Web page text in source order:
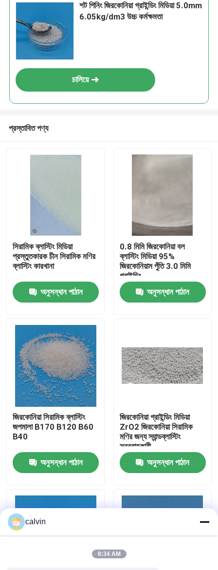
আমাদের সম্পর্কে
কারখানা ভ্রমণ
আমাদের সাথে যোগাযোগ করুন
উদ্ধৃতির জন্য আবেদন
সিরামিক পুঁতি বিস্ফোরণ
শট পিনিং জিরকোনিয়া গ্রাইন্ডিং মিডিয়া 5.0mm
6.05kg/dm3 উচ্চ কর্মক্ষমতা
চালিয়ে
প্রস্তাবিত পণ্য
সিরামিক ব্লাস্টিং মিডিয়া
প্রস্তুতকারক চীন সিরামিক মণির
ব্লাস্টিং কারখানা
অনুসন্ধান পাঠান
0.8 মিমি জিরকোনিয়া বল
ব্লাস্টিং মিডিয়া 95%
জিরকোনিয়াম পুঁতি 3.0 মিমি
গ্রাইন্ডিং
অনুসন্ধান পাঠান
জিরকোনিয়া সিরামিক ব্লাস্টিং
জপমালা B170 B120 B60
B40
অনুসন্ধান পাঠান
জিরকোনিয়া গ্রাইন্ডিং মিডিয়া
ZrO2 জিরকোনিয়া সিরামিক
মণির জন্য স্যান্ডব্লাস্টিং
সরবরাহকারী
অনুসন্ধান পাঠান
calvin
8:34 AM